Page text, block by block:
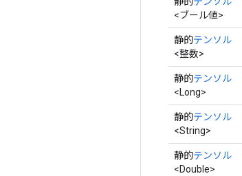
<ブール値>
静的テンソル
<整数>
静的テンソル
<Long>
静的テンソル
<String>
静的テンソル
<Double>